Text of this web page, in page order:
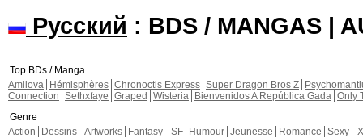
Русский : BDS / MANGAS |
Top BDs / Manga
Amilova
Hémisphères Chronoctis Express Super Dragon Bros Z
Connection Sethxfaye Graped Wisteria Bienvenidos A República Gada Only
Genre
Action
Dessins - Artworks Fantasy - SF Humour Jeunesse Romance Sexy -